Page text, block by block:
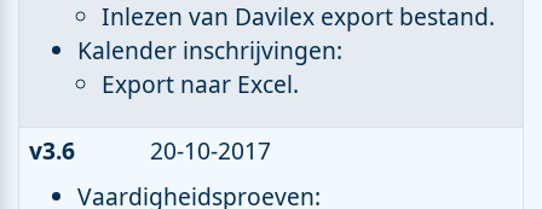
Inlezen van Davilex export bestand.
Kalender inschrijvingen:
Export naar Excel.
v3.6
20-10-2017
Vaardigheidsproeven: